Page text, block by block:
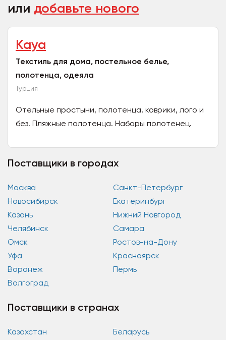
или добавьте нового
Kaya
Текстиль для дома, постельное белье,
полотенца, одеяла
Турция
Отельные простыни, полотенца, коврики, лого и
без. Пляжные полотенца. Наборы полотенец.
Полотенца для сауны,...
Поставщики в городах
Москва
Санкт-Петербург
Новосибирск
Екатеринбург
Казань
Нижний Новгород
Челябинск
Самара
Омск
Ростов-на-Дону
Уфа
Красноярск
Воронеж
Пермь
Волгоград
Поставщики в странах
Казахстан
Беларусь